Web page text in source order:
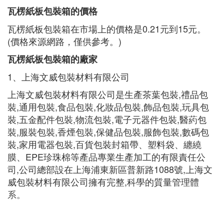
瓦楞紙板包裝箱的價格
瓦楞紙板包裝箱在市場上的價格是0.21元到15元。
(價格來源網路，僅供參考。)
瓦楞紙板包裝箱的廠家
1、上海文威包裝材料有限公司
上海文威包裝材料有限公司是生產茶葉包裝,禮品包
裝,通用包裝,食品包裝,化妝品包裝,飾品包裝,玩具包
裝,五金配件包裝,物流包裝,電子元器件包裝,醫葯包
裝,服裝包裝,香煙包裝,保健品包裝,服飾包裝,數碼包
裝,家用電器包裝,百貨包裝封箱帶、塑料袋、纏繞
膜、EPE珍珠棉等產品專業生產加工的有限責任公
司,公司總部設在上海浦東新區普新路1088號,上海文
威包裝材料有限公司擁有完整,科學的質量管理體
系。